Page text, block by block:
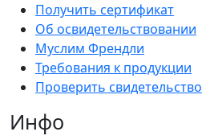
Получить сертификат
Об освидетельствовании
Муслим Френдли
Требования к продукции
Проверить свидетельство
Инфо